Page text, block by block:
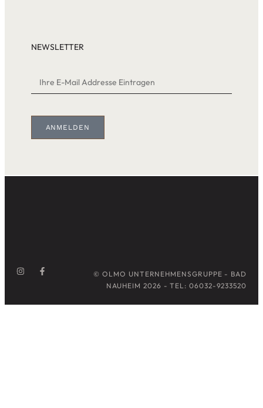
NEWSLETTER
ANMELDEN
© OLMO UNTERNEHMENSGRUPPE - BAD
NAUHEIM 2026 - TEL: 06032-9233520